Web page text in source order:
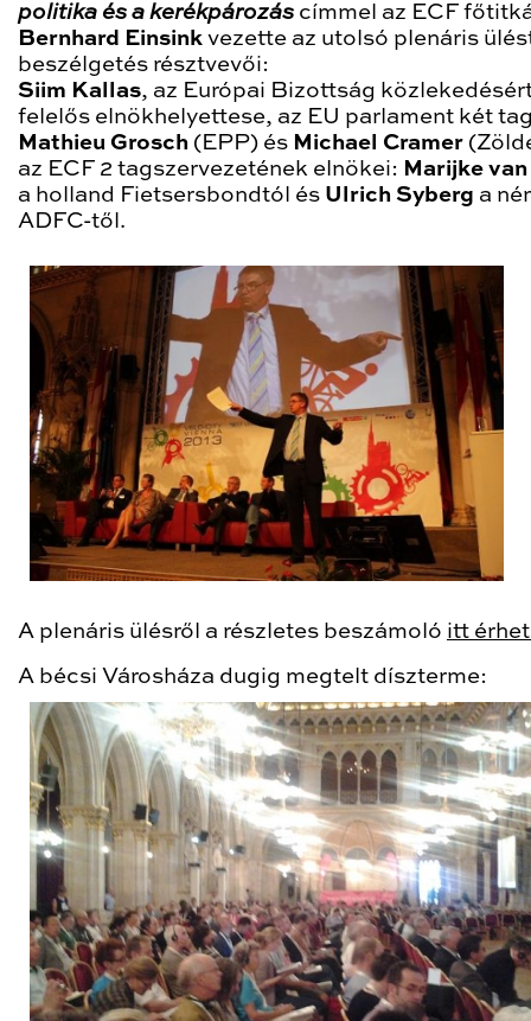
politika és a kerékpározás címmel az ECF
Bernhard Einsink vezette az utolsó plenáris
beszélgetés résztvevői:
Siim Kallas, az Európai Bizottság
felelős elnökhelyettese, az EU parlament két
Mathieu Grosch (EPP) és Michael Cramer
az ECF 2 tagszervezetének elnökei: Marijke
a holland Fietsersbondtól és Ulrich Syberg a
ADFC-től.
A plenáris ülésről a részletes beszámoló itt
A bécsi Városháza dugig megtelt díszterme: